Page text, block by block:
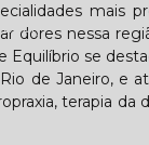
mais
dores nessa
Equilíbrio se
de Janeiro, e
terapia